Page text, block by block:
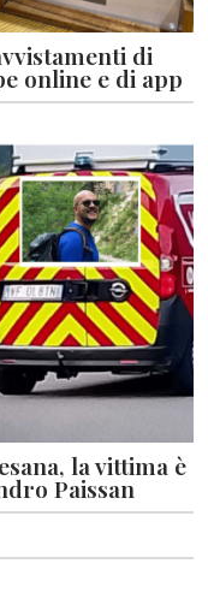
di
online e di app
la vittima è
Paissan